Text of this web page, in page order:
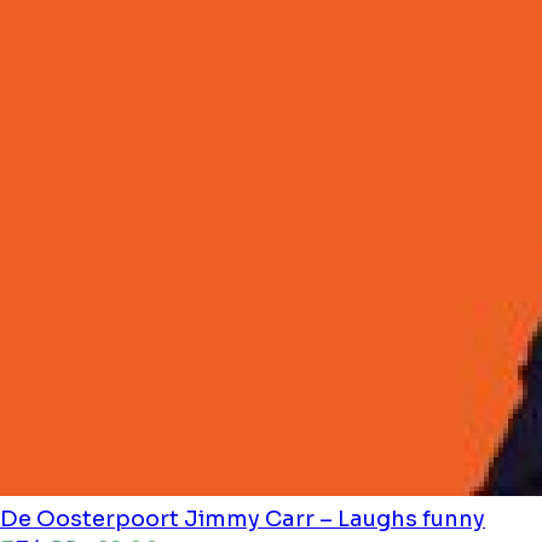
De Oosterpoort Jimmy Carr – Laughs funny